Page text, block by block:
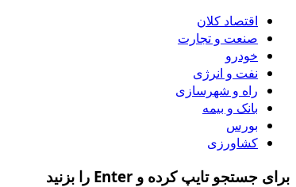
اقتصاد کلان
صنعت و تجارت
خودرو
نفت و انرژی
راه و شهرسازی
بانک و بیمه
بورس
کشاورزی
برای جستجو تایپ کرده و Enter را بزنید